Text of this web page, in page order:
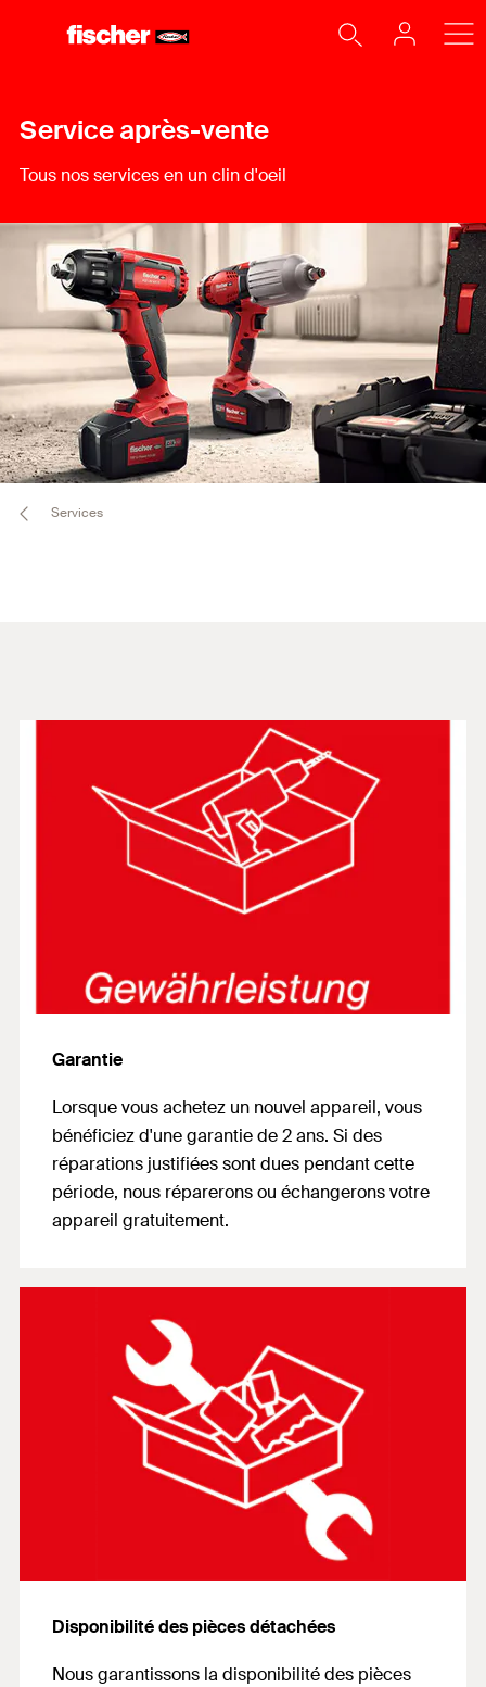
Service après-vente
Tous nos services en un clin d'oeil
Services
Garantie
Lorsque vous achetez un nouvel appareil, vous
bénéficiez d'une garantie de 2 ans. Si des
réparations justifiées sont dues pendant cette
période, nous réparerons ou échangerons votre
appareil gratuitement.
Disponibilité des pièces détachées
Nous garantissons la disponibilité des pièces